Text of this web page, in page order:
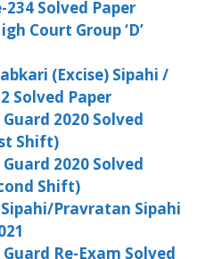
234 Solved Paper
Court Group ‘D’
(Excise) Sipahi /
Solved Paper
Guard 2020 Solved
Shift)
Guard 2020 Solved
Shift)
Sipahi/Pravratan Sipahi
Guard Re-Exam Solved